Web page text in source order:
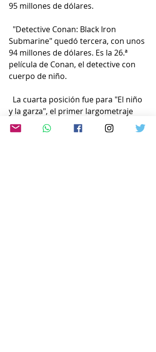
95 millones de dólares.
"Detective Conan: Black Iron
Submarine" quedó tercera, con unos
94 millones de dólares. Es la 26.ª
película de Conan, el detective con
cuerpo de niño.
La cuarta posición fue para "El niño
y la garza", el primer largometraje
del director Miyazaki Hayao en 10
años. Obtuvo unos 60 millones de